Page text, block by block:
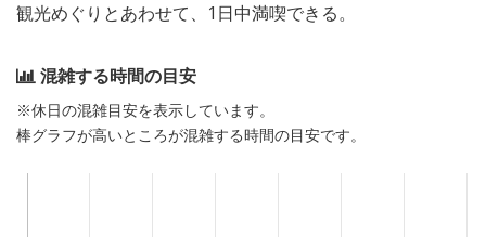
観光めぐりとあわせて、1日中満喫できる。
混雑する時間の目安
※休日の混雑目安を表示しています。
棒グラフが高いところが混雑する時間の目安です。